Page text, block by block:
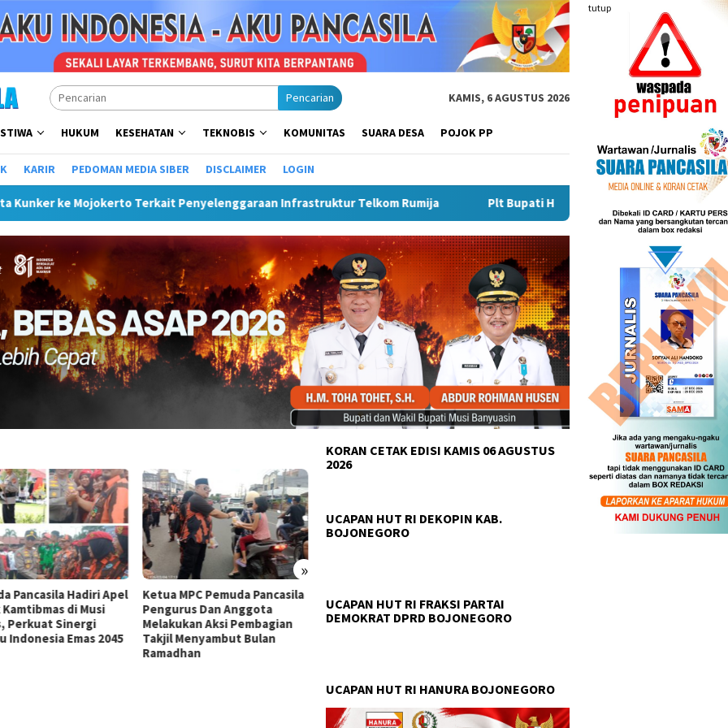
tutup
Pencarian KAMIS, 6 AGUSTUS 2026
HUKUM KESEHATAN TEKNOBIS KOMUNITAS SUARA DESA POJOK PP
KARIR PEDOMAN MEDIA SIBER DISCLAIMER LOGIN
Terkait Penyelenggaraan Infrastruktur Telkom Rumija Plt Bupati Hendri Matangkan Gebyar Semarak Merah Putih,
»
MPC Pemuda Pancasila
Dan Anggota
Aksi Pembagian
Menyambut Bulan
MPC Pemuda Pancasila Kab.
OKU Gelar Buka Puasa
Bersama, Pererat
Silaturahmi
Berbagi, Salurkan Takjil dan
Nasi Box untuk Warga
Purwakarta Lestarikan Alam
KORAN CETAK EDISI KAMIS 06 AGUSTUS
2026
UCAPAN HUT RI DEKOPIN KAB.
BOJONEGORO
UCAPAN HUT RI FRAKSI PARTAI
DEMOKRAT DPRD BOJONEGORO
UCAPAN HUT RI HANURA BOJONEGORO